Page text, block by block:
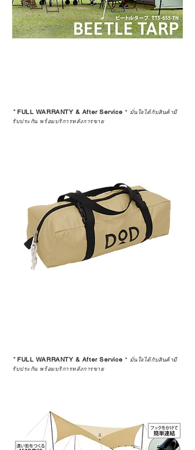
*FULL WARRANTY & After Service * มั่นใจได้กับสินค้ามี
รับประกัน พร้อมบริการหลังการขาย
*FULL WARRANTY & After Service * มั่นใจได้กับสินค้ามี
รับประกัน พร้อมบริการหลังการขาย